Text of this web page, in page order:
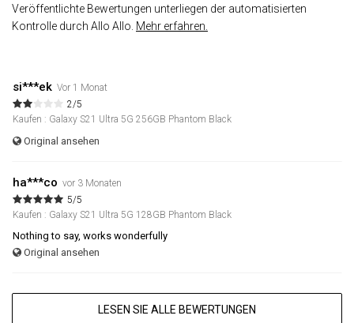
Veröffentlichte Bewertungen unterliegen der automatisierten
Kontrolle durch Allo Allo. Mehr erfahren.
si***ek Vor 1 Monat
2/5
Kaufen : Galaxy S21 Ultra 5G 256GB Phantom Black
Original ansehen
ha***co vor 3 Monaten
5/5
Kaufen : Galaxy S21 Ultra 5G 128GB Phantom Black
Nothing to say, works wonderfully
Original ansehen
LESEN SIE ALLE BEWERTUNGEN